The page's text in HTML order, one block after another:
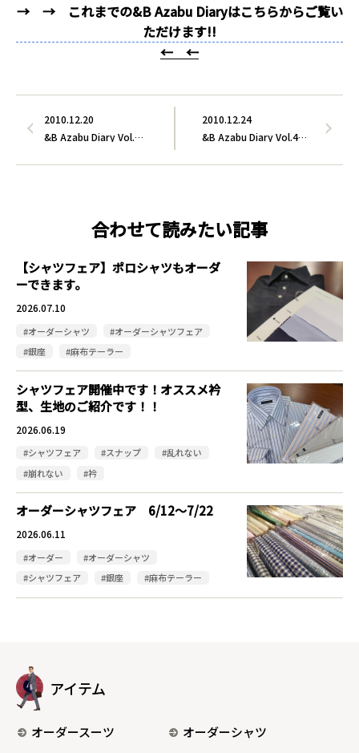
→ → これまでの&B Azabu Diaryはこちらからご覧い
ただけます!!
← ←
2010.12.24
&B Azabu Diary Vol.4…
2010.12.20
&B Azabu Diary Vol.…
合わせて読みたい記事
【シャツフェア】ポロシャツもオーダ
ーできます。
2026.07.10
#オーダーシャツ
#オーダーシャツフェア
#銀座
#麻布テーラー
シャツフェア開催中です！オススメ衿
型、生地のご紹介です！！
2026.06.19
#シャツフェア #スナップ
#乱れない
#崩れない
#衿
オーダーシャツフェア 6/12～7/22
2026.06.11
#オーダー
#オーダーシャツ
#シャツフェア
#銀座 #麻布テーラー
アイテム
オーダースーツ
オーダーシャツ